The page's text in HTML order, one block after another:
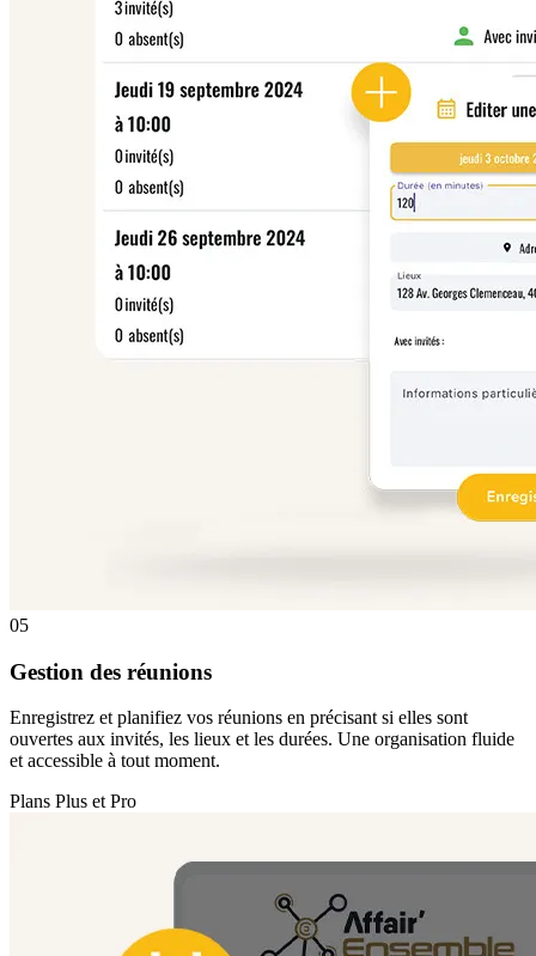
05
Gestion des réunions
Enregistrez et planifiez vos réunions en précisant si elles sont
ouvertes aux invités, les lieux et les durées. Une organisation fluide
et accessible à tout moment.
Plans Plus et Pro